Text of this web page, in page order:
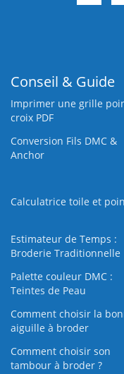
Conseil & Guide
Imprimer une grille
croix PDF
Conversion Fils DMC &
Anchor
Calculatrice toile et
Estimateur de Temps :
Broderie Traditionnelle
Palette couleur DMC :
Teintes de Peau
Comment choisir la
aiguille à broder
Comment choisir son
tambour à broder ?